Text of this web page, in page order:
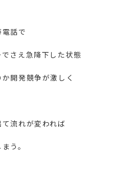
話で
さえ急降下した状態
開発競争が激しく
流れが変われば
う。